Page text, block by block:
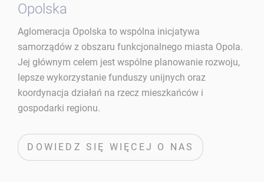
Opolska
Aglomeracja Opolska to wspólna inicjatywa
samorządów z obszaru funkcjonalnego miasta Opola.
Jej głównym celem jest wspólne planowanie rozwoju,
lepsze wykorzystanie funduszy unijnych oraz
koordynacja działań na rzecz mieszkańców i
gospodarki regionu.
DOWIEDZ SIĘ WIĘCEJ O NAS